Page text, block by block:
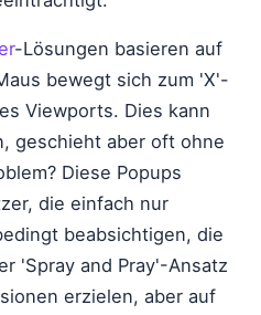
-Lösungen basieren auf
bewegt sich zum 'X'-
Viewports. Dies kann
geschieht aber oft ohne
Diese Popups
die einfach nur
beabsichtigen, die
'Spray and Pray'-Ansatz
erzielen, aber auf